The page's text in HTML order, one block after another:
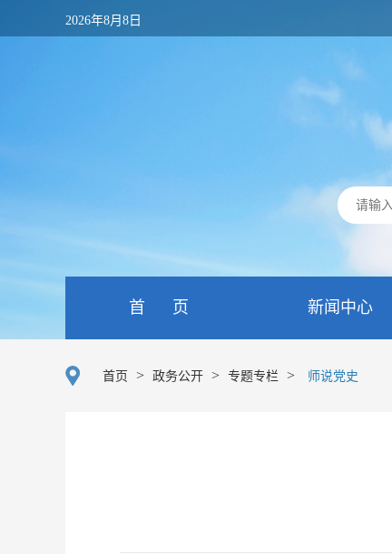
2026年8月8日
首 页 新闻中心
首页 > 政务公开 > 专题专栏 > 师说党史